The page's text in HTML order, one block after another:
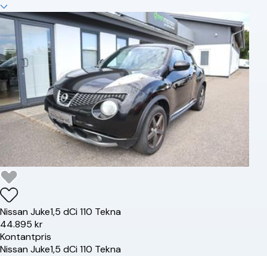
NissanJuke1,5 dCi 110 Tekna
44.895 kr
Kontantpris
NissanJuke1,5 dCi 110 Tekna